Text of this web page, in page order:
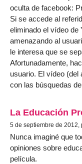
oculta de facebook:
Si se accede al
eliminado el vídeo de
amenazando al
le interesa que se
Afortunadamente,
usuario. El vídeo (del
con las búsquedas
La Educación
5 de septiembre de 2012,
Nunca imaginé que
opiniones sobre
película.